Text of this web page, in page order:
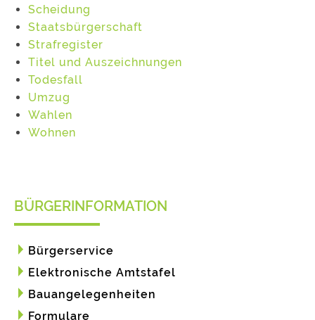
Scheidung
Staatsbürgerschaft
Strafregister
Titel und Auszeichnungen
Todesfall
Umzug
Wahlen
Wohnen
BÜRGERINFORMATION
Bürgerservice
Elektronische Amtstafel
Bauangelegenheiten
Formulare